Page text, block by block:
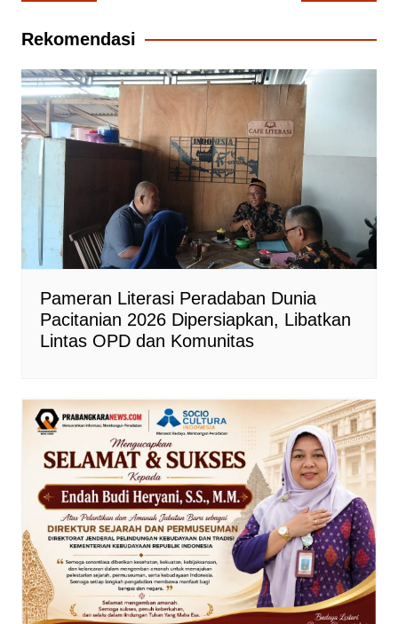
Rekomendasi
Pameran Literasi Peradaban Dunia
Pacitanian 2026 Dipersiapkan, Libatkan
Lintas OPD dan Komunitas